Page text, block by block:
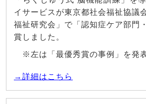
イサービスが東京都社会福祉協議
福祉研究会」で「認知症ケア部門
賞しました。
※左は「最優秀賞の事例」を発表
→詳細はこちら